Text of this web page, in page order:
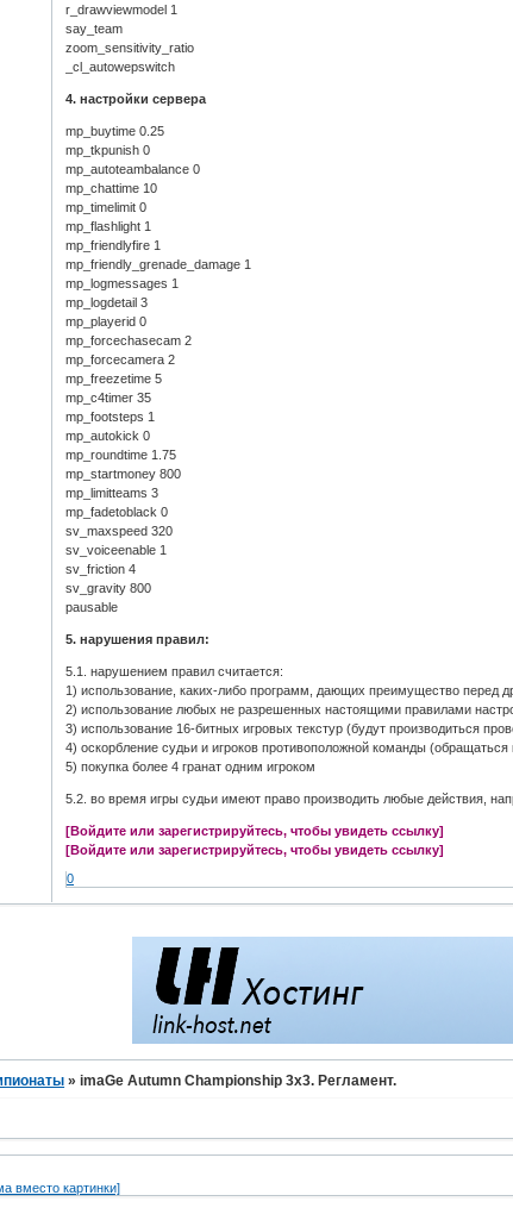
r_drawviewmodel 1
say_team
zoom_sensitivity_ratio
_cl_autowepswitch
4. настройки сервера
mp_buytime 0.25
mp_tkpunish 0
mp_autoteambalance 0
mp_chattime 10
mp_timelimit 0
mp_flashlight 1
mp_friendlyfire 1
mp_friendly_grenade_damage 1
mp_logmessages 1
mp_logdetail 3
mp_playerid 0
mp_forcechasecam 2
mp_forcecamera 2
mp_freezetime 5
mp_c4timer 35
mp_footsteps 1
mp_autokick 0
mp_roundtime 1.75
mp_startmoney 800
mp_limitteams 3
mp_fadetoblack 0
sv_maxspeed 320
sv_voiceenable 1
sv_friction 4
sv_gravity 800
pausable
5. нарушения правил:
5.1. нарушением правил считается:
1) использование, каких-либо программ, дающих преимущество перед
2) использование любых не разрешенных настоящими правилами
3) использование 16-битных игровых текстур (будут производиться
4) оскорбление судьи и игроков противоположной команды (обращаться
5) покупка более 4 гранат одним игроком
5.2. во время игры судьи имеют право производить любые действия,
[Войдите или зарегистрируйтесь, чтобы увидеть ссылку]
[Войдите или зарегистрируйтесь, чтобы увидеть ссылку]
0
»imaGe Autumn Championship 3x3. Регламент.
вместо картинки]